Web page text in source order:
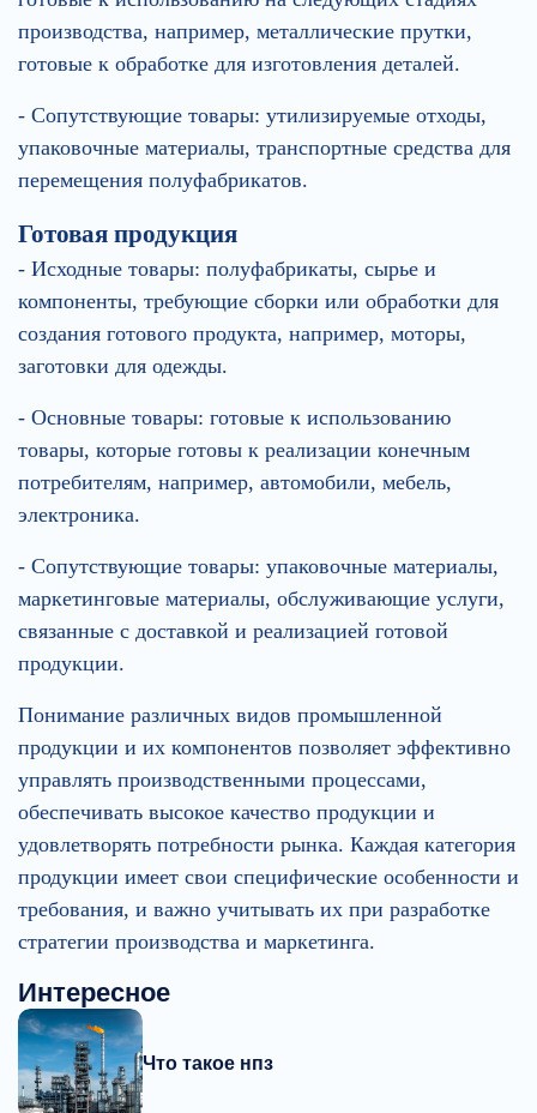
производства, например, металлические прутки,
готовые к обработке для изготовления деталей.
- Сопутствующие товары: утилизируемые отходы,
упаковочные материалы, транспортные средства для
перемещения полуфабрикатов.
Готовая продукция
- Исходные товары: полуфабрикаты, сырье и
компоненты, требующие сборки или обработки для
создания готового продукта, например, моторы,
заготовки для одежды.
- Основные товары: готовые к использованию
товары, которые готовы к реализации конечным
потребителям, например, автомобили, мебель,
электроника.
- Сопутствующие товары: упаковочные материалы,
маркетинговые материалы, обслуживающие услуги,
связанные с доставкой и реализацией готовой
продукции.
Понимание различных видов промышленной
продукции и их компонентов позволяет эффективно
управлять производственными процессами,
обеспечивать высокое качество продукции и
удовлетворять потребности рынка. Каждая категория
продукции имеет свои специфические особенности и
требования, и важно учитывать их при разработке
стратегии производства и маркетинга.
Интересное
Что такое нпз